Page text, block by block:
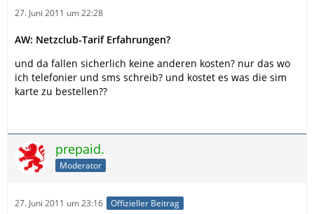
27. Juni 2011 um 22:28
AW: Netzclub-Tarif Erfahrungen?
und da fallen sicherlich keine anderen kosten? nur das wo
ich telefonier und sms schreib? und kostet es was die sim
karte zu bestellen??
prepaid.
Moderator
27. Juni 2011 um 23:16 Offizieller Beitrag